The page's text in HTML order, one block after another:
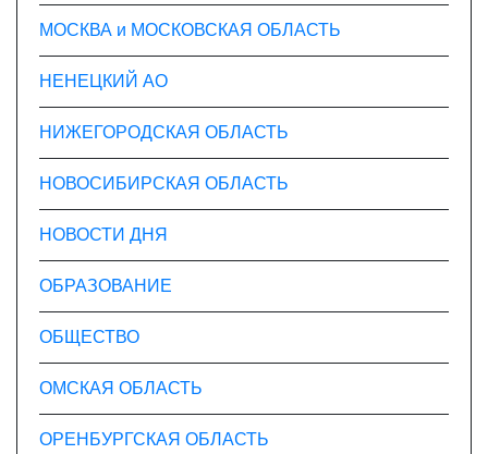
МОСКВА и МОСКОВСКАЯ ОБЛАСТЬ
НЕНЕЦКИЙ АО
НИЖЕГОРОДСКАЯ ОБЛАСТЬ
НОВОСИБИРСКАЯ ОБЛАСТЬ
НОВОСТИ ДНЯ
ОБРАЗОВАНИЕ
ОБЩЕСТВО
ОМСКАЯ ОБЛАСТЬ
ОРЕНБУРГСКАЯ ОБЛАСТЬ